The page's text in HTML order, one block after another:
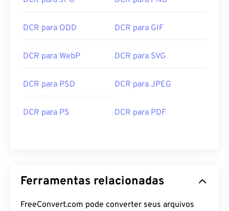
DCR para ODD DCR para GIF
DCR para WebP DCR para SVG
DCR para PSD DCR para JPEG
DCR para PS DCR para PDF
Ferramentas relacionadas
FreeConvert.com pode converter seus arquivos